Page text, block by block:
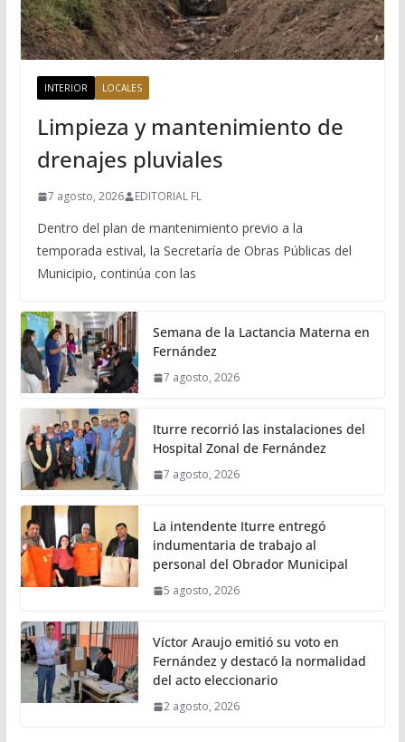
INTERIOR LOCALES
Limpieza y mantenimiento de
drenajes pluviales
7 agosto, 2026 EDITORIAL FL
Dentro del plan de mantenimiento previo a la
temporada estival, la Secretaría de Obras Públicas del
Municipio, continúa con las
Semana de la Lactancia Materna en
Fernández
7 agosto, 2026
Iturre recorrió las instalaciones del
Hospital Zonal de Fernández
7 agosto, 2026
La intendente Iturre entregó
indumentaria de trabajo al
personal del Obrador Municipal
5 agosto, 2026
Víctor Araujo emitió su voto en
Fernández y destacó la normalidad
del acto eleccionario
2 agosto, 2026